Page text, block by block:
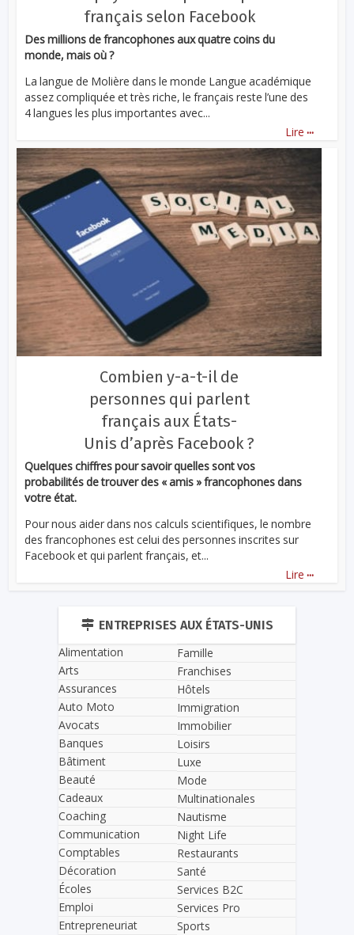
français selon Facebook
Des millions de francophones aux quatre coins du
monde, mais où ?
La langue de Molière dans le monde Langue académique
assez compliquée et très riche, le français reste l’une des
4 langues les plus importantes avec...
Lire ...
Combien y-a-t-il de
personnes qui parlent
français aux États-
Unis d’après Facebook ?
Quelques chiffres pour savoir quelles sont vos
probabilités de trouver des « amis » francophones dans
votre état.
Pour nous aider dans nos calculs scientifiques, le nombre
des francophones est celui des personnes inscrites sur
Facebook et qui parlent français, et...
Lire ...
ENTREPRISES AUX ÉTATS-UNIS
Alimentation
Arts
Assurances
Auto Moto
Avocats
Banques
Bâtiment
Beauté
Cadeaux
Coaching
Communication
Comptables
Décoration
Écoles
Emploi
Entrepreneuriat
Famille
Franchises
Hôtels
Immigration
Immobilier
Loisirs
Luxe
Mode
Multinationales
Nautisme
Night Life
Restaurants
Santé
Services B2C
Services Pro
Sports